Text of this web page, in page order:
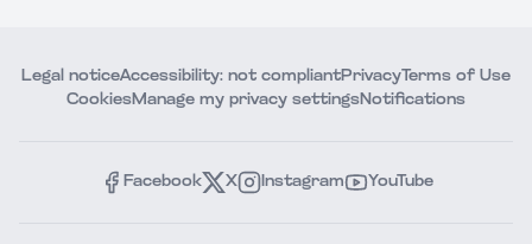
Legal noticeAccessibility: not compliantPrivacyTerms of Use
CookiesManage my privacy settingsNotifications
Facebook X Instagram YouTube